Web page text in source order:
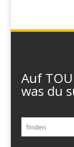
Auf
was du
Suchen
nach: